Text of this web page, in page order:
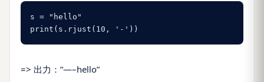
s = "hello"
print(s.rjust(10, '-'))
=> 出力：”—–hello”